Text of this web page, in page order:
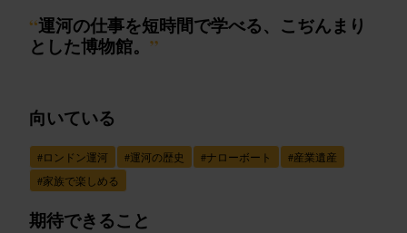
“運河の仕事を短時間で学べる、こぢんまり
とした博物館。 ”
向いている
#ロンドン運河 #運河の歴史 #ナローボート #産業遺産
#家族で楽しめる
期待できること